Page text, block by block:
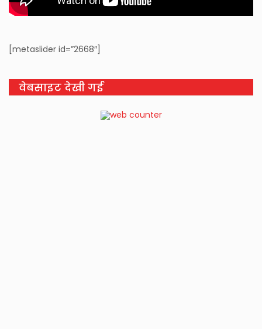
[metaslider id=”2668″]
वेबसाइट देखी गई